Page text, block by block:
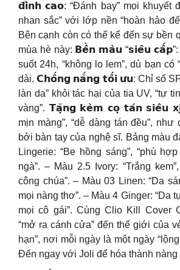
𝗱̄𝗶̉𝗻𝗵 𝗰𝗮𝗼: “Đánh bay” mọi khuyết
nhan sắc” với lớp nền “hoàn hảo
Bên cạnh còn có thể kể đến sự bền
mùa hè này: 𝗕𝗲̂̀𝗻 𝗺𝗮̀𝘂 “𝘀𝗶𝗲̂𝘂 𝗰𝗮̂́𝗽”:
suốt 24h, “không lo lem”, dù bạn có
dài. 𝗖𝗵𝗼̂́𝗻𝗴 𝗻𝗮̆́𝗻𝗴 𝘁𝗼̂́𝗶 𝘂̛𝘂: Chỉ số
làn da” khỏi tác hại của tia UV, “tự
vàng”. 𝗧𝗮̣̆𝗻𝗴 𝗸𝗲̀𝗺 𝗰𝗼̣ 𝘁𝗮́𝗻 𝘀𝗶𝗲̂𝘂
mịn màng”, “dễ dàng tán đều”,
bởi bàn tay của nghệ sĩ. Bảng màu
Lingerie: “Be hồng sáng”, “phù
ngà”. – Màu 2.5 Ivory: “Trắng
công chúa”. – Màu 03 Linen: “Da
mọi nàng thơ”. – Màu 4 Ginger: “Da
mọi cô gái”. Cùng Clio Kill Cover
“mở ra cánh cửa” đến thế giới của
hạn”, nơi mỗi ngày là một ngày
Đến ngay với Joli để hóa thành nàng